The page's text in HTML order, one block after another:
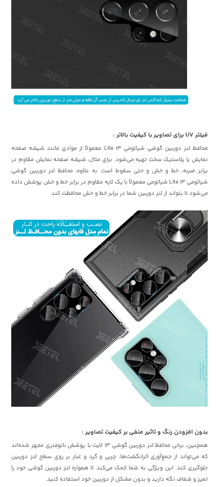
فیلتر UV برای تصاویر با کیفیت بالاتر :
محافظ لنز دوربین گوشی شیائومی 13 Lite معمولاً از موادی مانند شیشه صفحه
نمایش یا پلاستیک سخت تهیه می‌شود. برای مثال، شیشه صفحه نمایش مقاوم در
برابر ضربه، خط و خش و حتی سقوط است. به علاوه، محافظ لنز دوربین گوشی
شیائومی 13 Lite شیائومی معمولاً با یک لایه مقاوم در برابر خط و خش پوشش داده
می‌شود تا بتواند از لنز دوربین شما در برابر خط و خش محافظت کند.
بدون افزودن رنگ و تاثیر منفی بر کیفیت تصاویر :
همچنین، برخی محافظ لنز دوربین گوشی 13 لایت با پوشش نانوفنری مجهز شده‌اند
که می‌تواند از جمع‌آوری اثرانگشت‌ها، چربی و گرد و غبار بر روی سطح لنز دوربین
جلوگیری کند. این ویژگی به شما کمک می‌کند تا همواره لنز دوربین گوشی خود را
تمیز و شفاف نگه دارید و بدون مشکل از دوربین خود استفاده کنید.